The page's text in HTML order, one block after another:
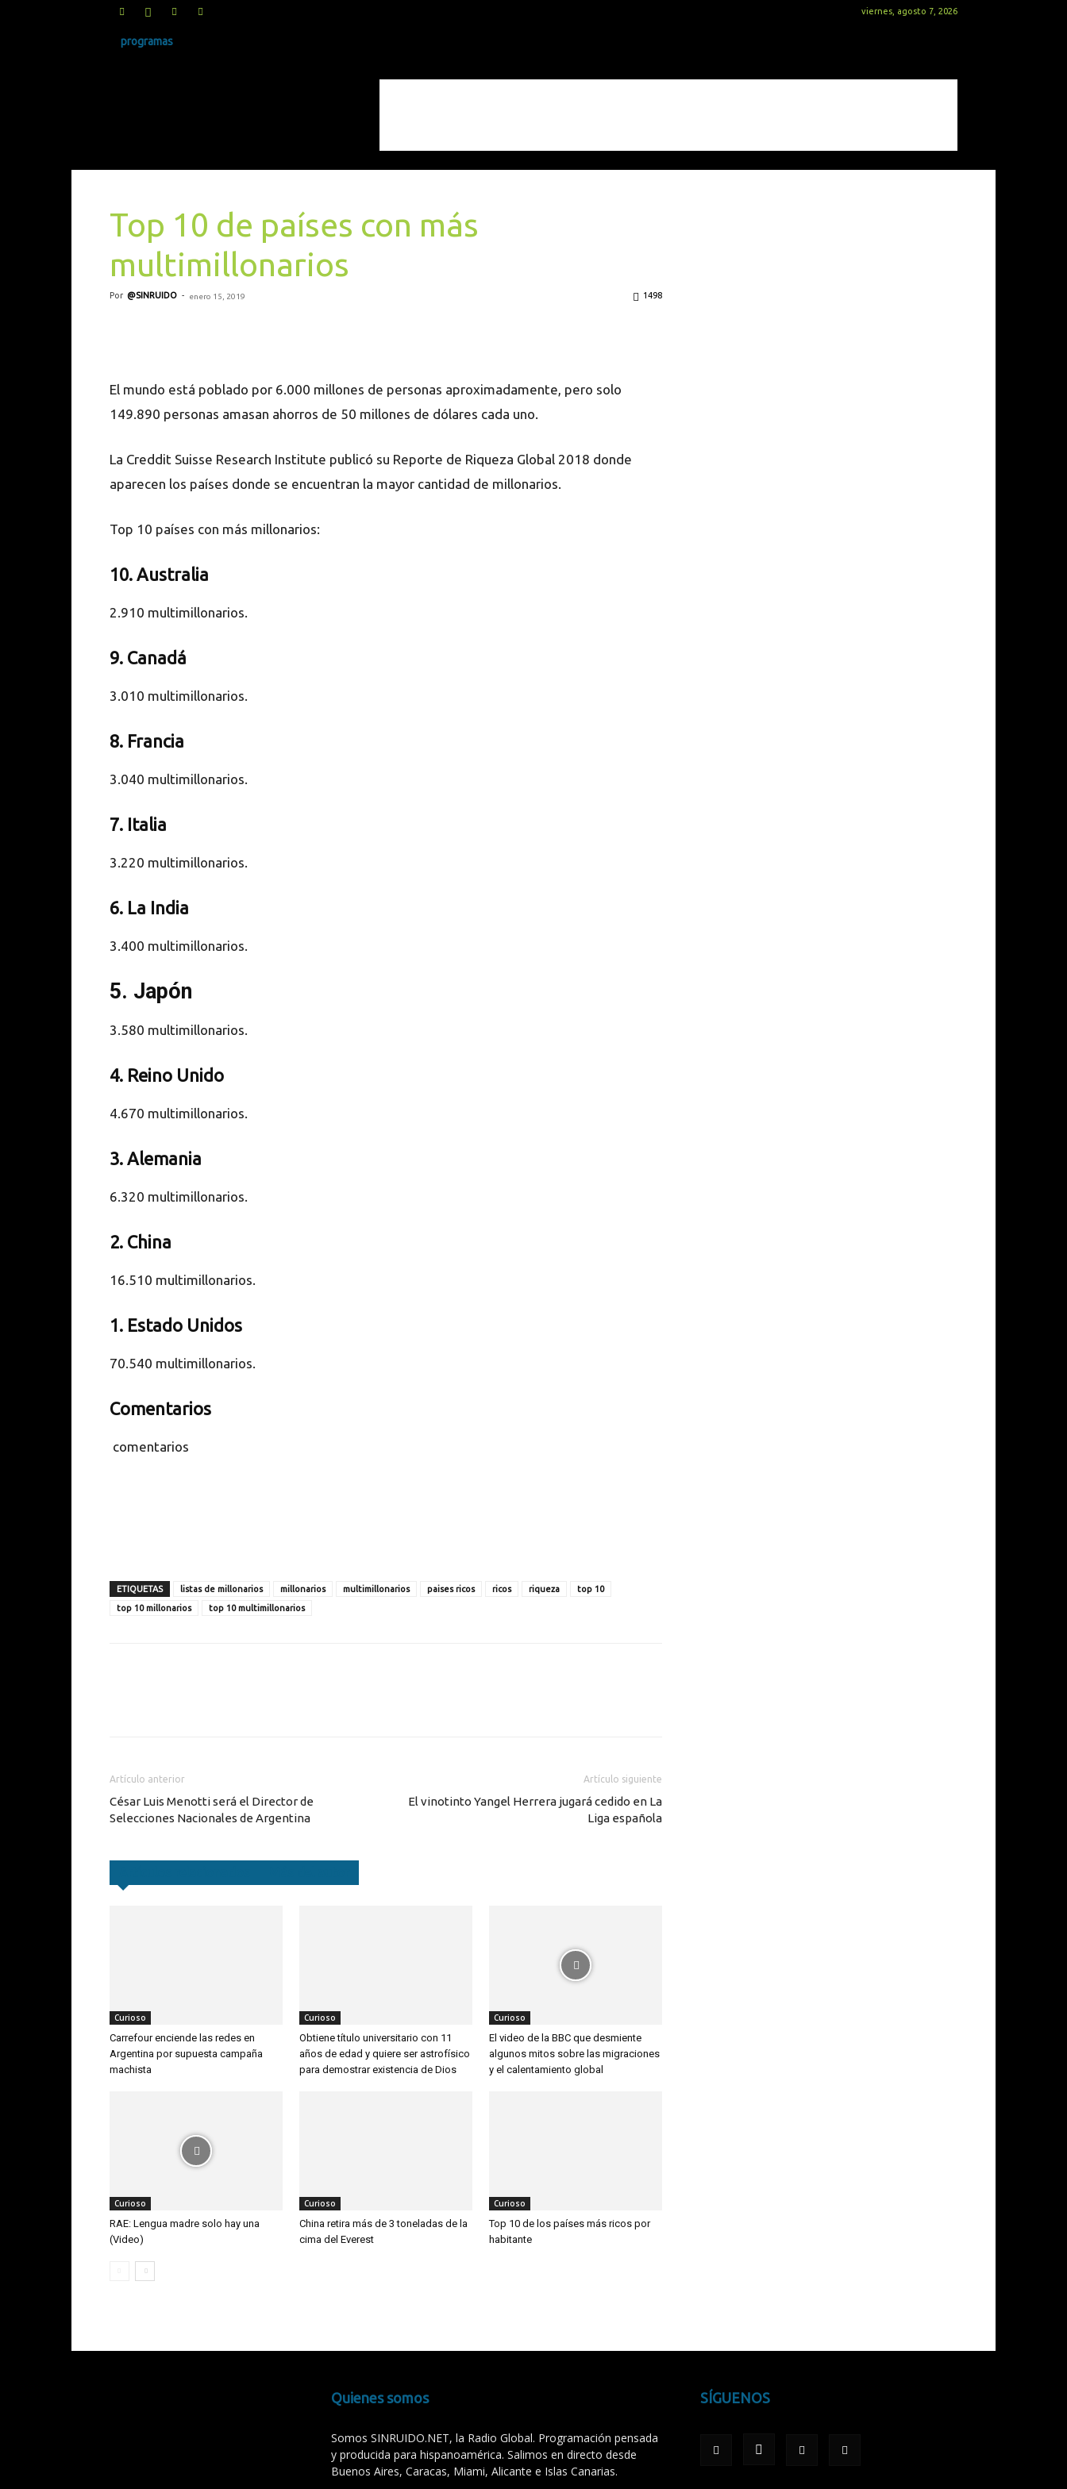
viernes, agosto 7, 2026
programas
Top 10 de países con más
multimillonarios
Por @SINRUIDO - enero 15, 2019 1498
El mundo está poblado por 6.000 millones de personas aproximadamente, pero solo
149.890 personas amasan ahorros de 50 millones de dólares cada uno.
La Creddit Suisse Research Institute publicó su Reporte de Riqueza Global 2018 donde
aparecen los países donde se encuentran la mayor cantidad de millonarios.
Top 10 países con más millonarios:
10. Australia
2.910 multimillonarios.
9. Canadá
3.010 multimillonarios.
8. Francia
3.040 multimillonarios.
7. Italia
3.220 multimillonarios.
6. La India
3.400 multimillonarios.
5. Japón
3.580 multimillonarios.
4. Reino Unido
4.670 multimillonarios.
3. Alemania
6.320 multimillonarios.
2. China
16.510 multimillonarios.
1. Estado Unidos
70.540 multimillonarios.
Comentarios
comentarios
ETIQUETAS listas de millonarios millonarios multimillonarios paises ricos ricos riqueza
top 10
top 10 millonarios
top 10 multimillonarios
Artículo anterior
César Luis Menotti será el Director de
Selecciones Nacionales de Argentina
Artículo siguiente
El vinotinto Yangel Herrera jugará cedido en La
Liga española
Curioso
Carrefour enciende las redes en
Argentina por supuesta campaña
machista
Curioso
Obtiene título universitario con 11
años de edad y quiere ser astrofísico
para demostrar existencia de Dios
Curioso
El video de la BBC que desmiente
algunos mitos sobre las migraciones
y el calentamiento global
Curioso
RAE: Lengua madre solo hay una
(Video)
Curioso
China retira más de 3 toneladas de la
cima del Everest
Curioso
Top 10 de los países más ricos por
habitante
Quienes somos
Somos SINRUIDO.NET, la Radio Global. Programación pensada
y producida para hispanoamérica. Salimos en directo desde
Buenos Aires, Caracas, Miami, Alicante e Islas Canarias.
SÍGUENOS